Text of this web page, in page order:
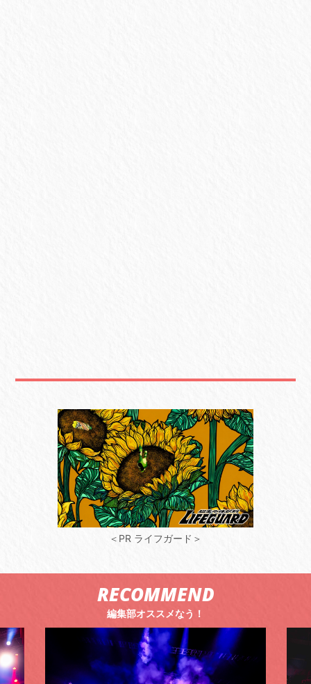
＜PR ライフガード＞
RECOMMEND
編集部オススメなう！